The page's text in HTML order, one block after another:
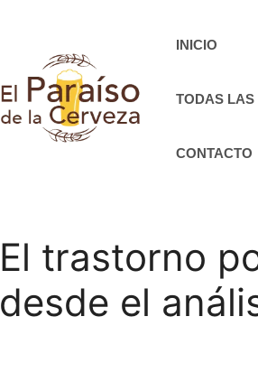
INICIO
TODAS LAS
CONTACTO
El trastorno
desde el